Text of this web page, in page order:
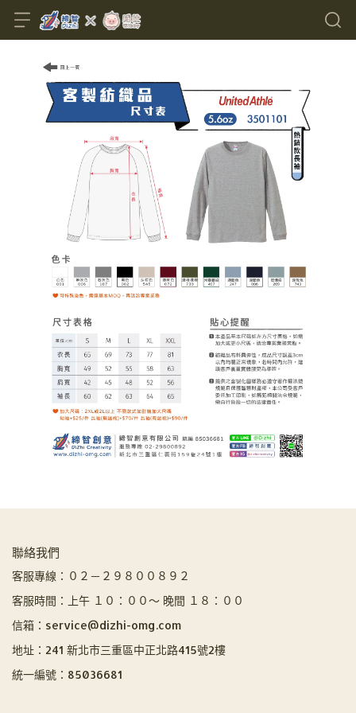
聯絡我們
客服專線：０２－２９８００８９２
客服時間：上午 １０：００～ 晚間 １８：００
信箱：service@dizhi-omg.com
地址：241 新北市三重區中正北路415號2樓
統一編號：85036681